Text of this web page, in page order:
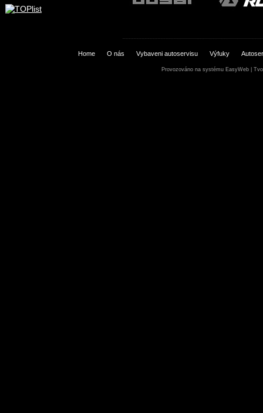
Home O nás Vybaveni autoservisu Výfuky
Provozováno na systému EasyWeb|